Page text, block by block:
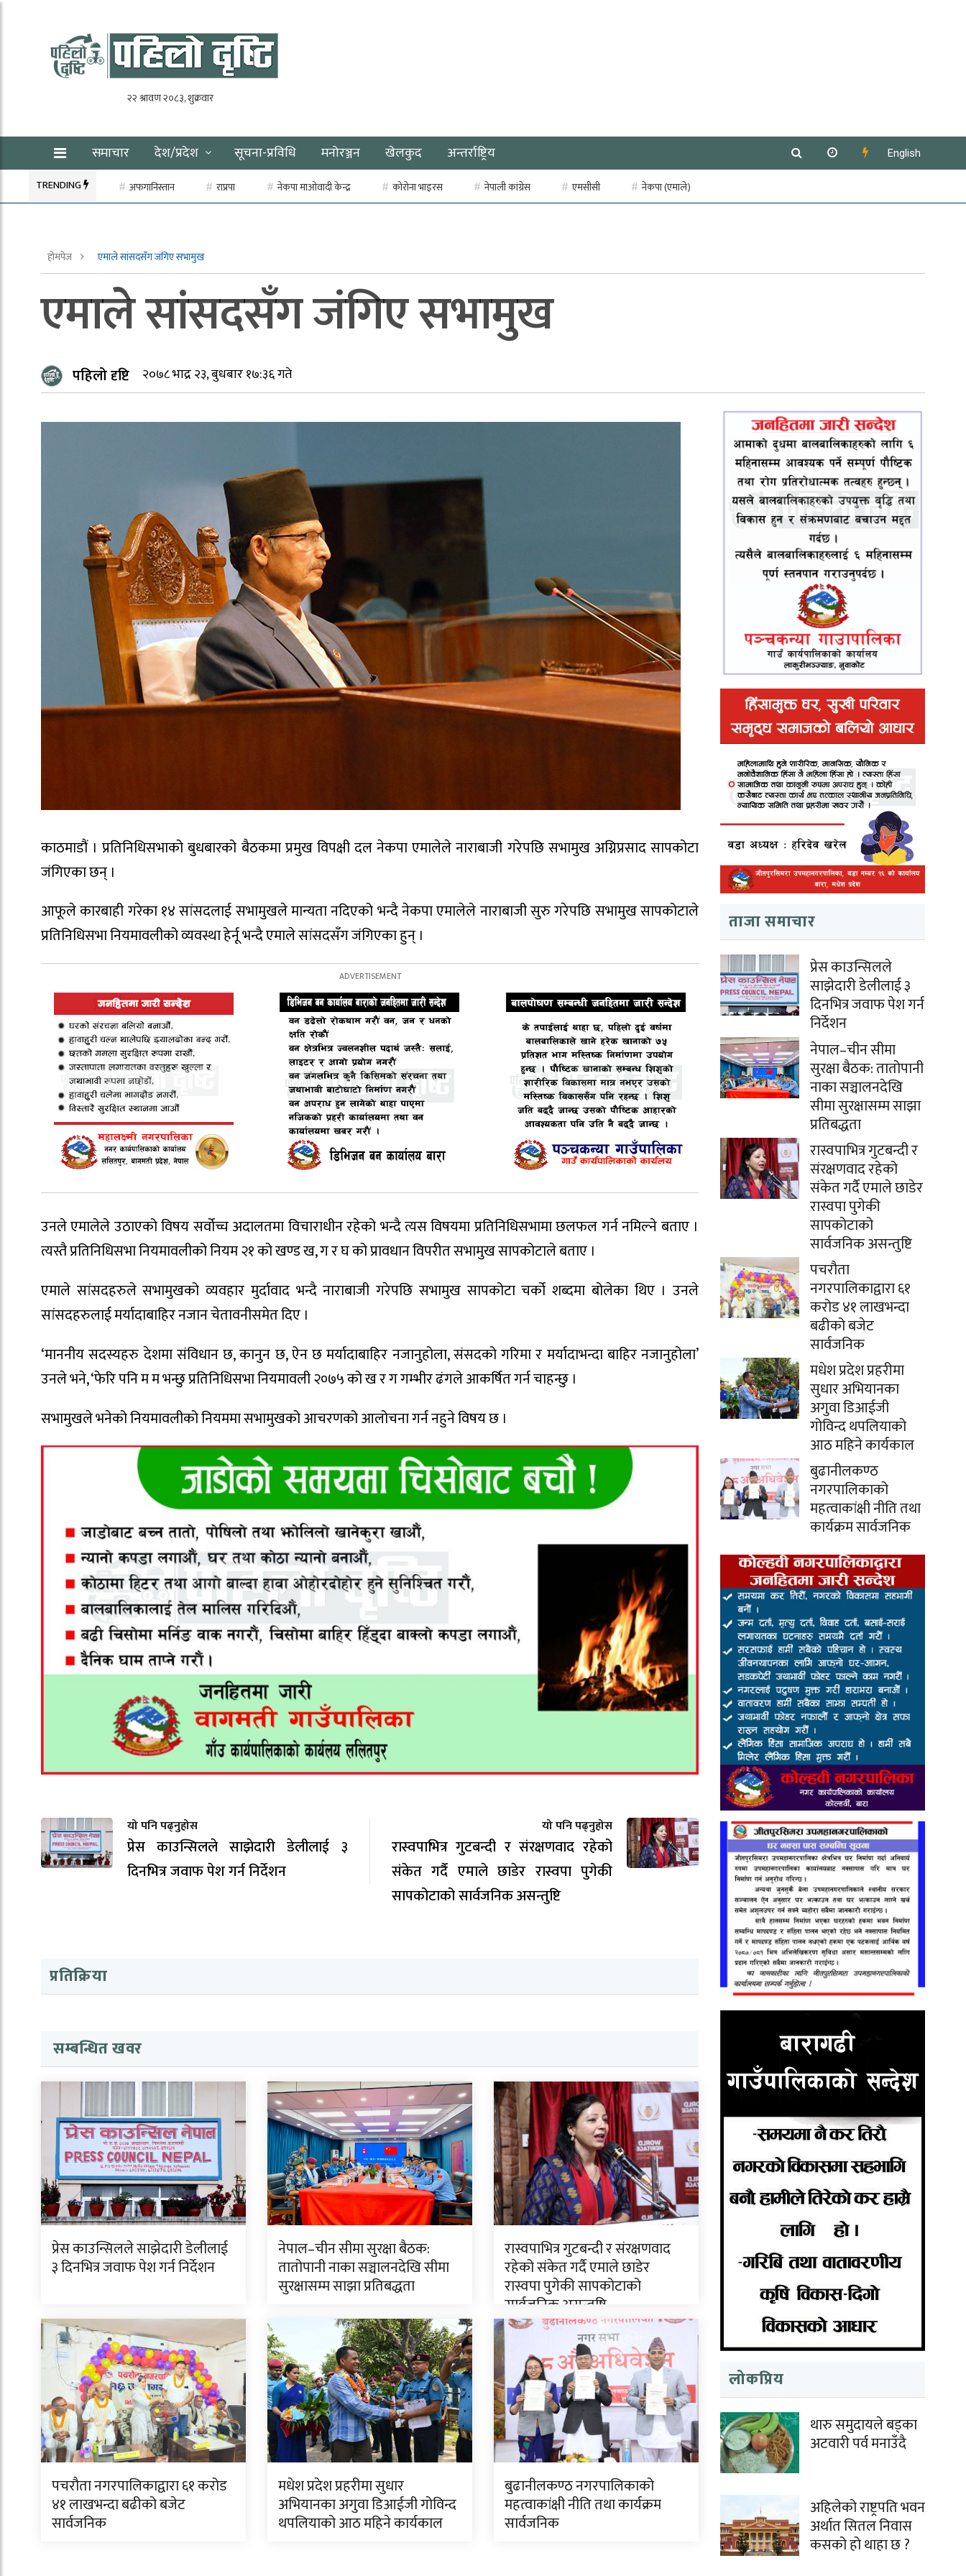
समाचार देश/प्रदेश सूचना-प्रविधि मनोरञ्जन खेलकुद अन्तर्राष्ट्रिय English
TRENDING अफगानिस्तान राप्रपा नेकपा माओवादी केन्द्र कोरोना भाइरस नेपाली कांग्रेस एमसीसी नेकपा (एमाले)
होमपेज एमाले सांसदसँग जंगिए सभामुख
एमाले सांसदसँग जंगिए सभामुख
पहिलो दृष्टि २०७८ भाद्र २३, बुधबार १७:३६ गते
काठमाडौं । प्रतिनिधिसभाको बुधबारको बैठकमा प्रमुख विपक्षी दल नेकपा एमालेले नाराबाजी गरेपछि सभामुख अग्निप्रसाद सापकोटा
जंगिएका छन् ।
आफूले कारबाही गरेका १४ सांसदलाई सभामुखले मान्यता नदिएको भन्दै नेकपा एमालेले नाराबाजी सुरु गरेपछि सभामुख सापकोटाले
प्रतिनिधिसभा नियमावलीको व्यवस्था हेर्नू भन्दै एमाले सांसदसँग जंगिएका हुन् ।
उनले एमालेले उठाएको विषय सर्वोच्च अदालतमा विचाराधीन रहेको भन्दै त्यस विषयमा प्रतिनिधिसभामा छलफल गर्न नमिल्ने बताए ।
त्यस्तै प्रतिनिधिसभा नियमावलीको नियम २१ को खण्ड ख, ग र घ को प्रावधान विपरीत सभामुख सापकोटाले बताए ।
एमाले सांसदहरुले सभामुखको व्यवहार मुर्दावाद भन्दै नाराबाजी गरेपछि सभामुख सापकोटा चर्को शब्दमा बोलेका थिए । उनले
सांसदहरुलाई मर्यादाबाहिर नजान चेतावनीसमेत दिए ।
‘माननीय सदस्यहरु देशमा संविधान छ, कानुन छ, ऐन छ मर्यादाबाहिर नजानुहोला, संसदको गरिमा र मर्यादाभन्दा बाहिर नजानुहोला’
उनले भने, ‘फेरि पनि म म भन्छु प्रतिनिधिसभा नियमावली २०७५ को ख र ग गम्भीर ढंगले आकर्षित गर्न चाहन्छु ।
सभामुखले भनेको नियमावलीको नियममा सभामुखको आचरणको आलोचना गर्न नहुने विषय छ ।
यो पनि पढ्नुहोस
प्रेस काउन्सिलले साझेदारी डेलीलाई ३
दिनभित्र जवाफ पेश गर्न निर्देशन
यो पनि पढ्नुहोस
रास्वपाभित्र गुटबन्दी र संरक्षणवाद रहेको
संकेत गर्दै एमाले छाडेर रास्वपा पुगेकी
सापकोटाको सार्वजनिक असन्तुष्टि
प्रतिक्रिया
सम्बन्धित खवर
प्रेस काउन्सिलले साझेदारी डेलीलाई
३ दिनभित्र जवाफ पेश गर्न निर्देशन
नेपाल–चीन सीमा सुरक्षा बैठक:
तातोपानी नाका सञ्चालनदेखि सीमा
सुरक्षासम्म साझा प्रतिबद्धता
रास्वपाभित्र गुटबन्दी र संरक्षणवाद
रहेको संकेत गर्दै एमाले छाडेर
रास्वपा पुगेकी सापकोटाको
सार्वजनिक असन्तुष्टि
पचरौता नगरपालिकाद्वारा ६१ करोड
४१ लाखभन्दा बढीको बजेट
सार्वजनिक
मधेश प्रदेश प्रहरीमा सुधार
अभियानका अगुवा डिआईजी गोविन्द
थपलियाको आठ महिने कार्यकाल
बुढानीलकण्ठ नगरपालिकाको
महत्वाकांक्षी नीति तथा कार्यक्रम
सार्वजनिक
ताजा समाचार
प्रेस काउन्सिलले
साझेदारी डेलीलाई ३
दिनभित्र जवाफ पेश गर्न
निर्देशन
नेपाल–चीन सीमा
सुरक्षा बैठक: तातोपानी
नाका सञ्चालनदेखि
सीमा सुरक्षासम्म साझा
प्रतिबद्धता
रास्वपाभित्र गुटबन्दी र
संरक्षणवाद रहेको
संकेत गर्दै एमाले छाडेर
रास्वपा पुगेकी
सापकोटाको
सार्वजनिक असन्तुष्टि
पचरौता
नगरपालिकाद्वारा ६१
करोड ४१ लाखभन्दा
बढीको बजेट
सार्वजनिक
मधेश प्रदेश प्रहरीमा
सुधार अभियानका
अगुवा डिआईजी
गोविन्द थपलियाको
आठ महिने कार्यकाल
बुढानीलकण्ठ
नगरपालिकाको
महत्वाकांक्षी नीति तथा
कार्यक्रम सार्वजनिक
लोकप्रिय
थारु समुदायले बड्का
अटवारी पर्व मनाउँदै
अहिलेको राष्ट्रपति भवन
अर्थात सितल निवास
कसको हो थाहा छ ?